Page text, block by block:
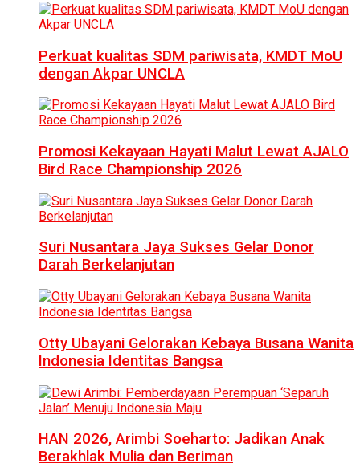
Perkuat kualitas SDM pariwisata, KMDT MoU
dengan Akpar UNCLA
Promosi Kekayaan Hayati Malut Lewat AJALO
Bird Race Championship 2026
Suri Nusantara Jaya Sukses Gelar Donor
Darah Berkelanjutan
Otty Ubayani Gelorakan Kebaya Busana Wanita
Indonesia Identitas Bangsa
HAN 2026, Arimbi Soeharto: Jadikan Anak
Berakhlak Mulia dan Beriman